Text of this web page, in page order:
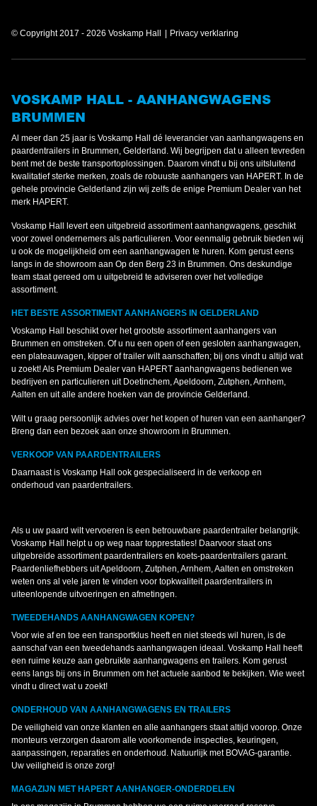
© Copyright 2017 - 2026 Voskamp Hall Privacy verklaring
VOSKAMP HALL - AANHANGWAGENS
BRUMMEN
Al meer dan 25 jaar is Voskamp Hall dé leverancier van aanhangwagens en
paardentrailers in Brummen, Gelderland. Wij begrijpen dat u alleen tevreden
bent met de beste transportoplossingen. Daarom vindt u bij ons uitsluitend
kwalitatief sterke merken, zoals de robuuste aanhangers van HAPERT. In de
gehele provincie Gelderland zijn wij zelfs de enige Premium Dealer van het
merk HAPERT.
Voskamp Hall levert een uitgebreid assortiment aanhangwagens, geschikt
voor zowel ondernemers als particulieren. Voor eenmalig gebruik bieden wij
u ook de mogelijkheid om een aanhangwagen te huren. Kom gerust eens
langs in de showroom aan Op den Berg 23 in Brummen. Ons deskundige
team staat gereed om u uitgebreid te adviseren over het volledige
assortiment.
HET BESTE ASSORTIMENT AANHANGERS IN GELDERLAND
Voskamp Hall beschikt over het grootste assortiment aanhangers van
Brummen en omstreken. Of u nu een open of een gesloten aanhangwagen,
een plateauwagen, kipper of trailer wilt aanschaffen; bij ons vindt u altijd wat
u zoekt! Als Premium Dealer van HAPERT aanhangwagens bedienen we
bedrijven en particulieren uit Doetinchem, Apeldoorn, Zutphen, Arnhem,
Aalten en uit alle andere hoeken van de provincie Gelderland.
Wilt u graag persoonlijk advies over het kopen of huren van een aanhanger?
Breng dan een bezoek aan onze showroom in Brummen.
VERKOOP VAN PAARDENTRAILERS
Daarnaast is Voskamp Hall ook gespecialiseerd in de verkoop en
onderhoud van paardentrailers.
Als u uw paard wilt vervoeren is een betrouwbare paardentrailer belangrijk.
Voskamp Hall helpt u op weg naar topprestaties! Daarvoor staat ons
uitgebreide assortiment paardentrailers en koets-paardentrailers garant.
Paardenliefhebbers uit Apeldoorn, Zutphen, Arnhem, Aalten en omstreken
weten ons al vele jaren te vinden voor topkwaliteit paardentrailers in
uiteenlopende uitvoeringen en afmetingen.
TWEEDEHANDS AANHANGWAGEN KOPEN?
Voor wie af en toe een transportklus heeft en niet steeds wil huren, is de
aanschaf van een tweedehands aanhangwagen ideaal. Voskamp Hall heeft
een ruime keuze aan gebruikte aanhangwagens en trailers. Kom gerust
eens langs bij ons in Brummen om het actuele aanbod te bekijken. Wie weet
vindt u direct wat u zoekt!
ONDERHOUD VAN AANHANGWAGENS EN TRAILERS
De veiligheid van onze klanten en alle aanhangers staat altijd voorop. Onze
monteurs verzorgen daarom alle voorkomende inspecties, keuringen,
aanpassingen, reparaties en onderhoud. Natuurlijk met BOVAG-garantie.
Uw veiligheid is onze zorg!
MAGAZIJN MET HAPERT AANHANGER-ONDERDELEN